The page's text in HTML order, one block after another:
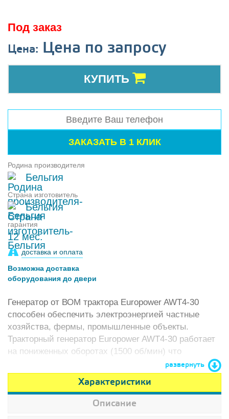
Под заказ
Цена: Цена по запросу
КУПИТЬ
Родина производителя
Бельгия
Страна изготовитель
Бельгия
гарантия
12 мес.
доставка и оплата
Возможна доставка
оборудования до двери
Генератор от ВОМ трактора Europower AWT4-30
способен обеспечить электроэнергией частные
хозяйства, фермы, промышленные объекты.
Тракторный генератор Europower AWT4-30 работает
на пониженных оборотах (1500 об/мин) что
увеличивает его моторесурс в несколько раз, по
сравнению с конкурентами.
развернуть
Характеристики
Описание